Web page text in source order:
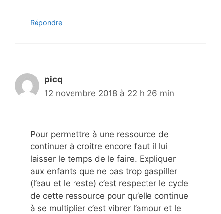
Répondre
picq
12 novembre 2018 à 22 h 26 min
Pour permettre à une ressource de
continuer à croitre encore faut il lui
laisser le temps de le faire. Expliquer
aux enfants que ne pas trop gaspiller
(l’eau et le reste) c’est respecter le cycle
de cette ressource pour qu’elle continue
à se multiplier c’est vibrer l’amour et le